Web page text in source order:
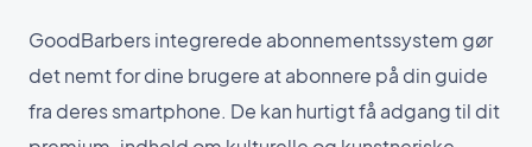
GoodBarbers integrerede abonnementssystem gør
det nemt for dine brugere at abonnere på din guide
fra deres smartphone. De kan hurtigt få adgang til dit